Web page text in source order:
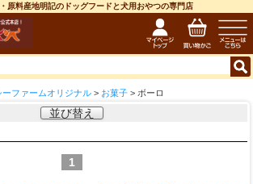
原料産地明記のドッグフードと犬用おやつの専門店
ーファームオリジナル > お菓子 > ボーロ
並び替え
1